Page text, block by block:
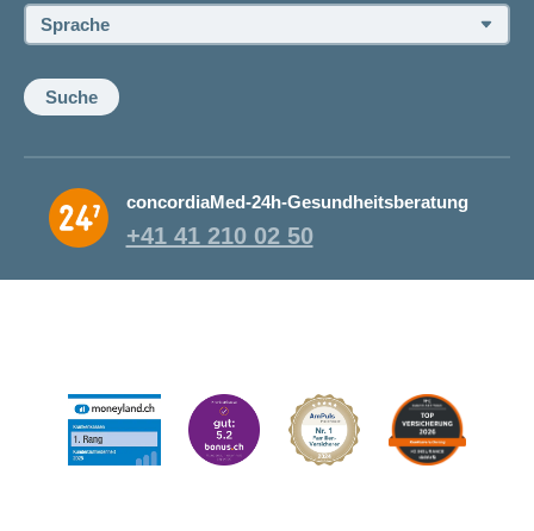
Sprache:
Suche
concordiaMed-24h-Gesundheitsberatung
+41 41 210 02 50